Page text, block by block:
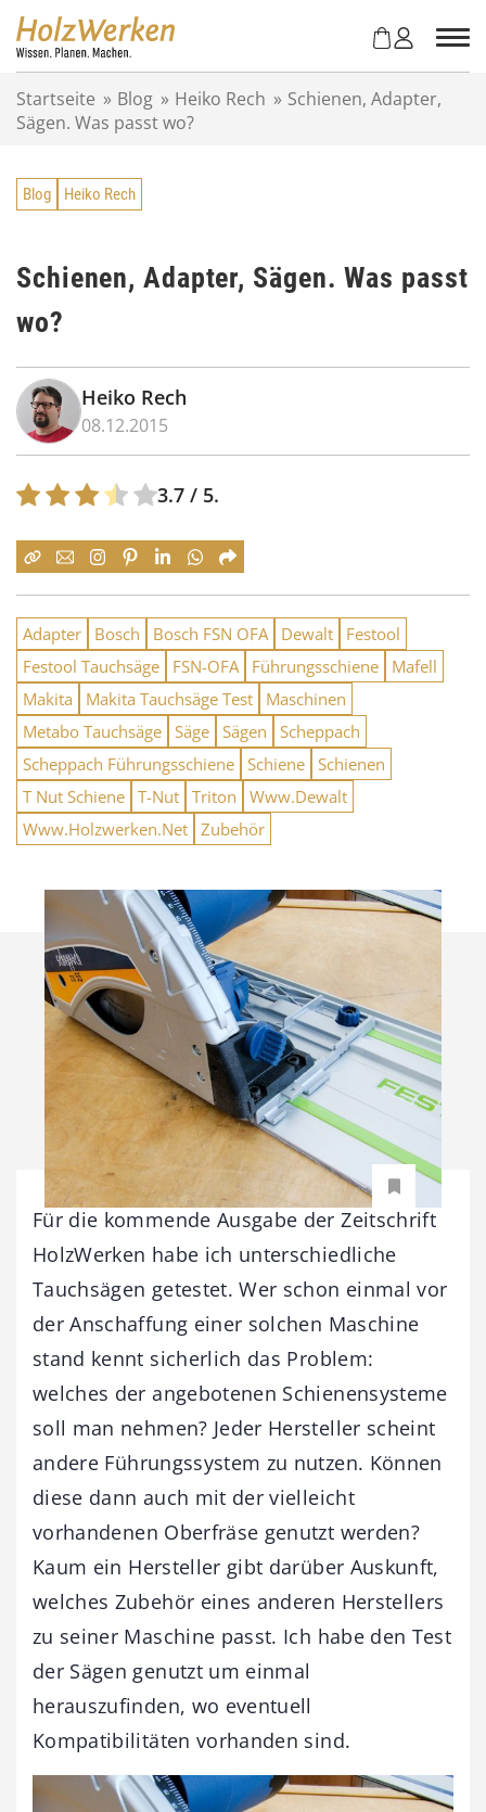
Startseite » Blog » Heiko Rech » Schienen, Adapter,
Sägen. Was passt wo?
Blog Heiko Rech
Schienen, Adapter, Sägen. Was passt
wo?
Heiko Rech
08.12.2015
3.7 / 5.
Adapter Bosch Bosch FSN OFA Dewalt
Festool
Festool Tauchsäge
FSN-OFA Führungsschiene
Mafell
Makita
Makita Tauchsäge Test
Maschinen
Metabo Tauchsäge Säge Sägen
Scheppach
Scheppach Führungsschiene Schiene Schienen
T Nut Schiene T-Nut Triton
Www.Dewalt
Www.Holzwerken.Net Zubehör
Für die kommende Ausgabe der Zeitschrift
HolzWerken habe ich unterschiedliche
Tauchsägen getestet. Wer schon einmal vor
der Anschaffung einer solchen Maschine
stand kennt sicherlich das Problem:
welches der angebotenen Schienensysteme
soll man nehmen? Jeder Hersteller scheint
andere Führungssystem zu nutzen. Können
diese dann auch mit der vielleicht
vorhandenen Oberfräse genutzt werden?
Kaum ein Hersteller gibt darüber Auskunft,
welches Zubehör eines anderen Herstellers
zu seiner Maschine passt. Ich habe den Test
der Sägen genutzt um einmal
herauszufinden, wo eventuell
Kompatibilitäten vorhanden sind.